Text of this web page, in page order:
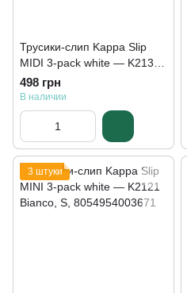
Трусики-слип Kappa Slip
MIDI 3-pack white — K2131
Bianco
498 грн
В наличии
3 штуки